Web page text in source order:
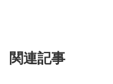
関連記事